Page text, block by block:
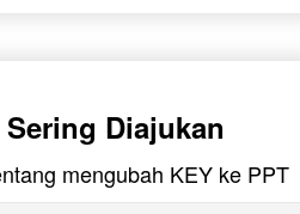
Diajukan
mengubah KEY ke PPT